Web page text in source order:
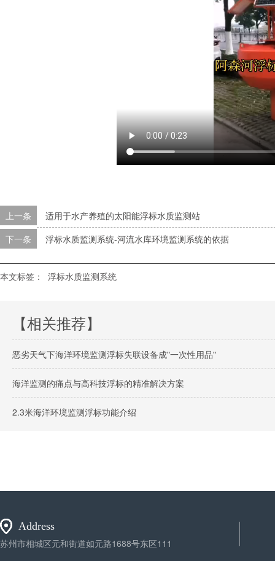
上一条
适用于水产养殖的太阳能浮标水质监测站
下一条
浮标水质监测系统-河流水库环境监测系统的依据
本文标签： 浮标水质监测系统
【相关推荐】
恶劣天气下海洋环境监测浮标失联设备成"一次性用品"
海洋监测的痛点与高科技浮标的精准解决方案
2.3米海洋环境监测浮标功能介绍
Address
苏州市相城区元和街道如元路1688号东区111